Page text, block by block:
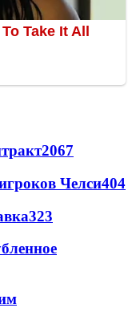
2067
Челси404
323